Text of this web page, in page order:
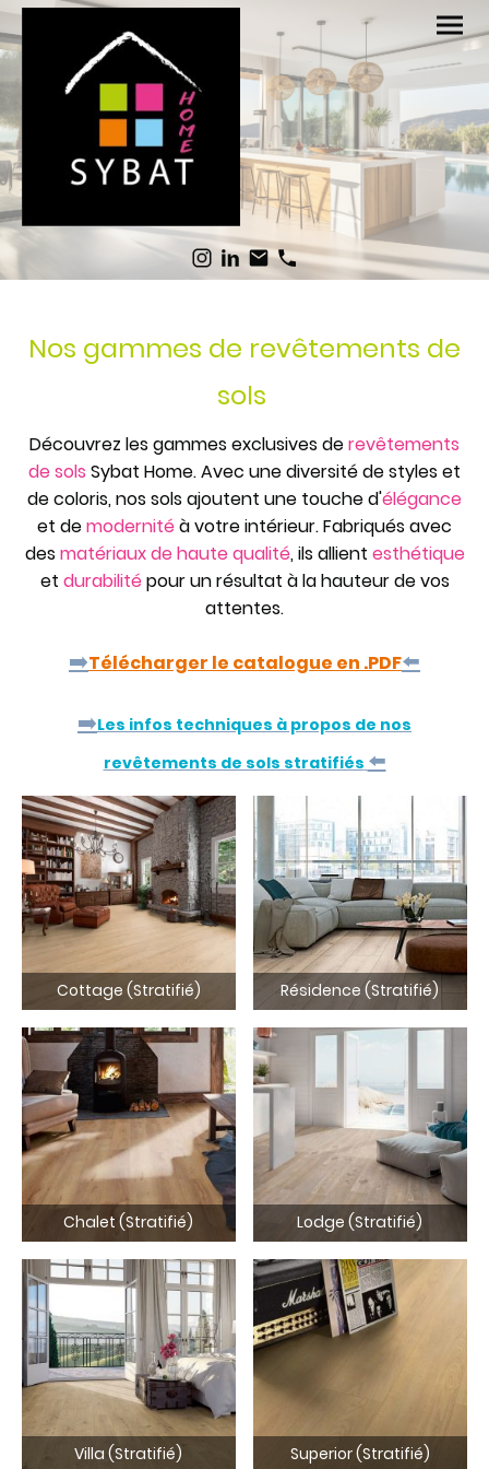
Nos gammes de revêtements de
sols
Découvrez les gammes exclusives derevêtements
de sols Sybat Home. Avec une diversité de styles et
de coloris, nos sols ajoutent une touche d'élégance
et demodernitéà votre intérieur. Fabriqués avec
desmatériaux de haute qualité, ils allient esthétique
et durabilitépour un résultat à la hauteur de vos
attentes.
➡️Télécharger le catalogue en .PDF⬅️
➡️Les infos techniques à propos de nos
revêtements de sols stratifiés ⬅️
Cottage (Stratifié) Résidence (Stratifié)
Chalet (Stratifié) Lodge (Stratifié)
Villa (Stratifié) Superior (Stratifié)